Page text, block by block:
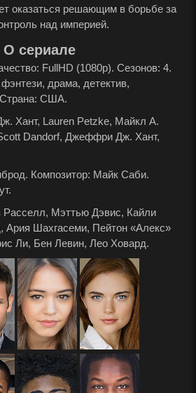
оказаться решающим в борьбе за
над империей.
О сериале
FullHD (1080p). Сезонов: 4.
драма, детектив,
США.
Хант, Lauren Petzke, Майкл А.
Dandorf, Джеффри Дж. Хант,
Композитор: Майк Саби.
Расселл, Мэттью Дэвис, Кайли
Ария Шахгасеми, Пейтон «Алекс»
Ли, Бен Левин, Лео Ховард.